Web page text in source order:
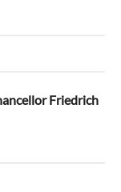
Friedrich